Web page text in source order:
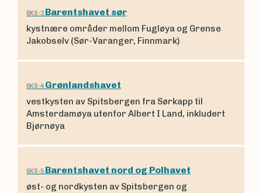
6KS-3 Barentshavet sør
kystnære områder mellom Fugløya og Grense
Jakobselv (Sør-Varanger, Finnmark)
6KS-4 Grønlandshavet
vestkysten av Spitsbergen fra Sørkapp til
Amsterdamøya utenfor Albert I Land, inkludert
Bjørnøya
6KS-5 Barentshavet nord og Polhavet
øst- og nordkysten av Spitsbergen og